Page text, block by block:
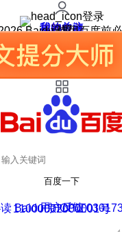
登录
我的关注
我的收藏
皮肤中心
用户反馈
设置
Baidu 使用百度前
百度一下
用户反馈
Baidu 京ICP证
京公网安备11000002000001号